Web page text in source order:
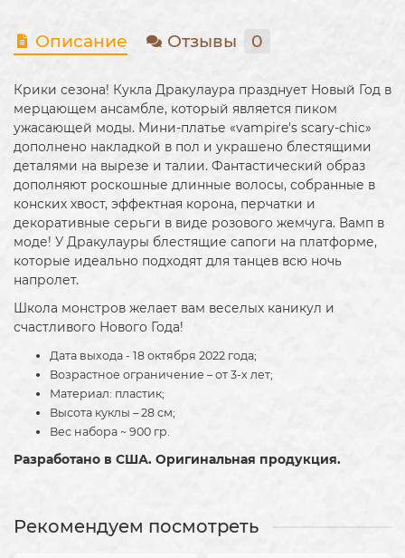
Описание Отзывы 0
Крики сезона! Кукла Дракулаура празднует Новый Год в
мерцающем ансамбле, который является пиком
ужасающей моды. Мини-платье «vampire's scary-chic»
дополнено накладкой в пол и украшено блестящими
деталями на вырезе и талии. Фантастический образ
дополняют роскошные длинные волосы, собранные в
конских хвост, эффектная корона, перчатки и
декоративные серьги в виде розового жемчуга. Вамп в
моде! У Дракулауры блестящие сапоги на платформе,
которые идеально подходят для танцев всю ночь
напролет.
Школа монстров желает вам веселых каникул и
счастливого Нового Года!
Дата выхода - 18 октября 2022 года;
Возрастное ограничение – от 3-х лет;
Материал: пластик;
Высота куклы – 28 см;
Вес набора ~ 900 гр.
Разработано в США. Оригинальная продукция.
Рекомендуем посмотреть